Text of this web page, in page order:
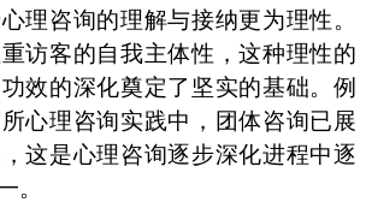
理咨询的理解与接纳更为理性。
访客的自我主体性，这种理性的
效的深化奠定了坚实的基础。例
心理咨询实践中，团体咨询已展
这是心理咨询逐步深化进程中逐
。